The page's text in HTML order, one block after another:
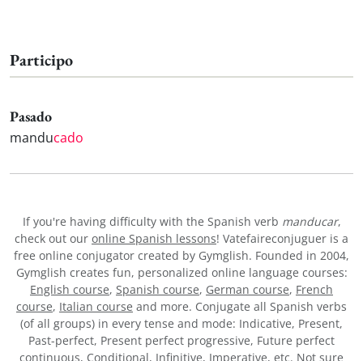
Participo
Pasado
manducado
If you're having difficulty with the Spanish verb manducar,
check out our online Spanish lessons! Vatefaireconjuguer is a
free online conjugator created by Gymglish. Founded in 2004,
Gymglish creates fun, personalized online language courses:
English course, Spanish course, German course, French
course, Italian course and more. Conjugate all Spanish verbs
(of all groups) in every tense and mode: Indicative, Present,
Past-perfect, Present perfect progressive, Future perfect
continuous, Conditional, Infinitive, Imperative, etc. Not sure